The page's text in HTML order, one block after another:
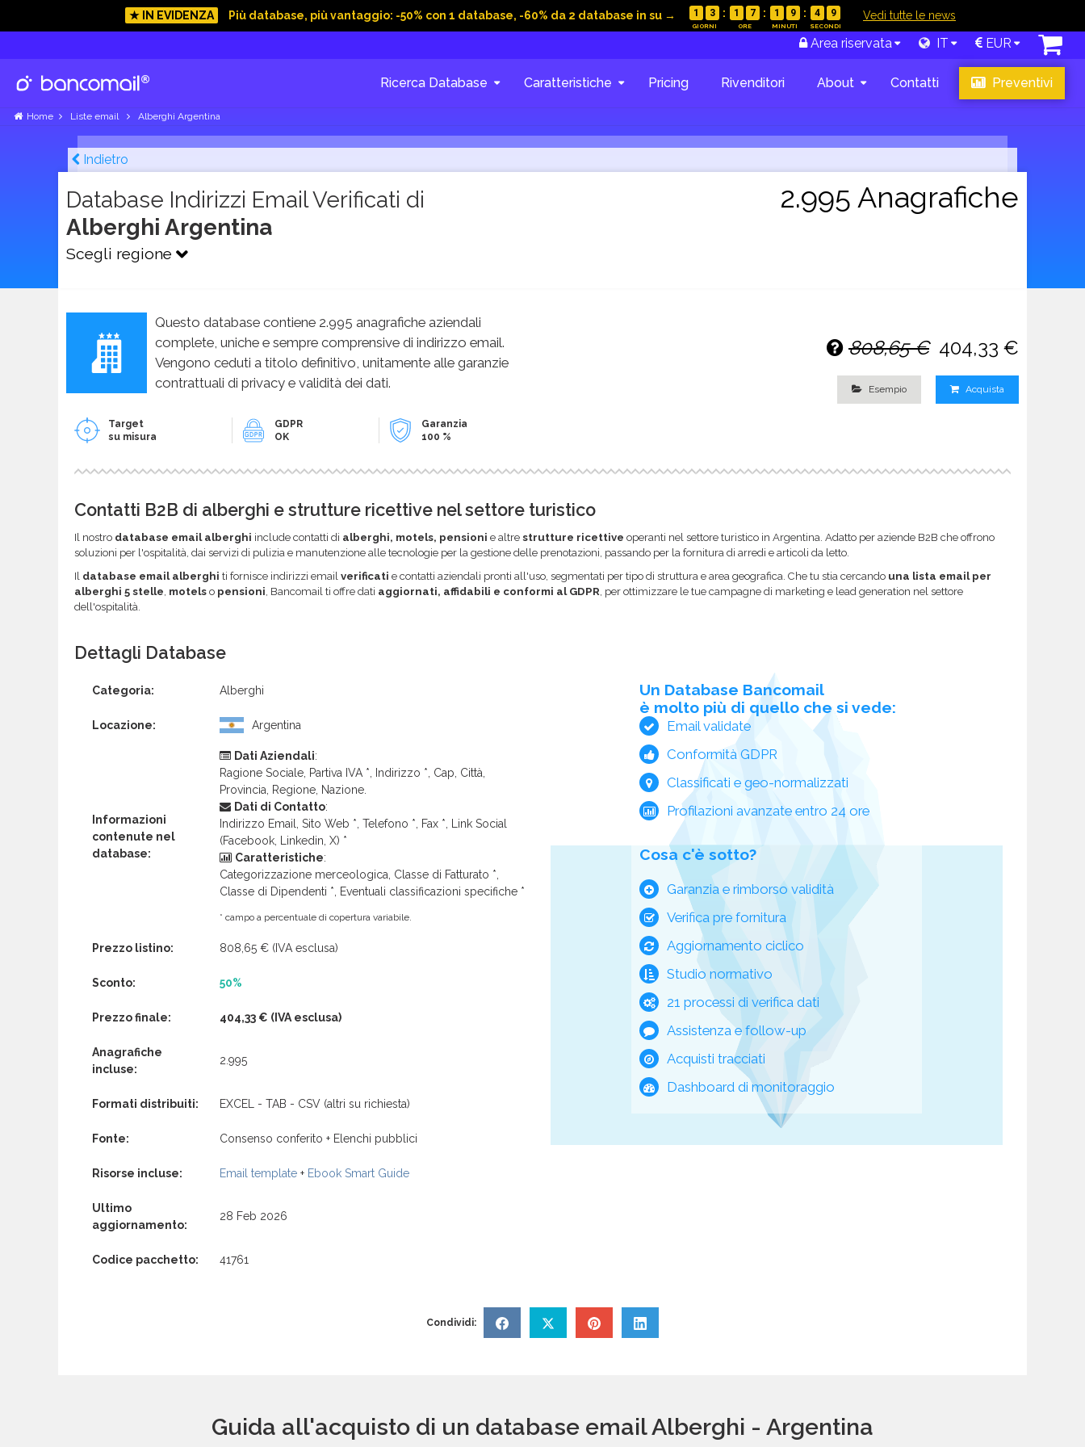
★ IN EVIDENZA Più database, più vantaggio: -50% con 1 database, -60% da 2 database in su → 1 3 1 7 1 9 4 8 Vedi tutte le news
Area riservata IT EUR
Ricerca Database Caratteristiche Pricing Rivenditori About Contatti Preventivi
Home Liste email Alberghi Argentina
Indietro
Database Indirizzi Email Verificati di
Alberghi Argentina
Scegli regione
2.995 Anagrafiche
Questo database contiene 2.995 anagrafiche aziendali
complete, uniche e sempre comprensive di indirizzo email.
Vengono ceduti a titolo definitivo, unitamente alle garanzie
contrattuali di privacy e validità dei dati.
Target
su misura
GDPR
OK
Garanzia
100 %
808,65 € 404,33 €
Esempio Acquista
Contatti B2B di alberghi e strutture ricettive nel settore turistico
Il nostro database email alberghi include contatti di alberghi, motels, pensioni e altre strutture ricettive operanti nel settore turistico in Argentina. Adatto per aziende B2B che offrono
soluzioni per l'ospitalità, dai servizi di pulizia e manutenzione alle tecnologie per la gestione delle prenotazioni, passando per la fornitura di arredi e articoli da letto.
Il database email alberghi ti fornisce indirizzi email verificati e contatti aziendali pronti all'uso, segmentati per tipo di struttura e area geografica. Che tu stia cercando una lista email per
alberghi 5 stelle motels o pensioni , Bancomail ti offre dati aggiornati, affidabili e conformi al GDPR , per ottimizzare le tue campagne di marketing e lead generation nel settore
dell'ospitalità.
Dettagli Database
Categoria: Alberghi
Locazione: Argentina
Informazioni
contenute nel
database:
Dati Aziendali:
Ragione Sociale, Partiva IVA *, Indirizzo *, Cap, Città,
Provincia, Regione, Nazione.
Dati di Contatto:
Indirizzo Email, Sito Web *, Telefono *, Fax *, Link Social
(Facebook, Linkedin, X) *
Caratteristiche:
Categorizzazione merceologica, Classe di Fatturato *,
Classe di Dipendenti *, Eventuali classificazioni specifiche *
* campo a percentuale di copertura variabile.
Prezzo listino: 808,65 € (IVA esclusa)
Sconto: 50%
Prezzo finale: 404,33 € (IVA esclusa)
Anagrafiche
incluse:
2.995
Formati distribuiti: EXCEL - TAB - CSV (altri su richiesta)
Fonte: Consenso conferito + Elenchi pubblici
Risorse incluse: Email template + Ebook Smart Guide
Ultimo
aggiornamento:
28 Feb 2026
Codice pacchetto: 41761
Un Database Bancomail
è molto più di quello che si vede:
Email validate
Conformità GDPR
Classificati e geo-normalizzati
Profilazioni avanzate entro 24 ore
Cosa c'è sotto?
Garanzia e rimborso validità
Verifica pre fornitura
Aggiornamento ciclico
Studio normativo
21 processi di verifica dati
Assistenza e follow-up
Acquisti tracciati
Dashboard di monitoraggio
Condividi:
Guida all'acquisto di un database email Alberghi - Argentina